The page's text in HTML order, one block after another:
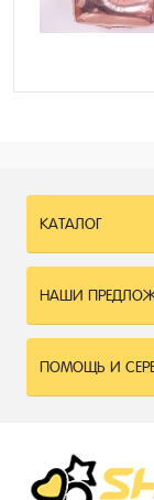
КАТАЛОГ
НАШИ
ПОМОЩЬ И